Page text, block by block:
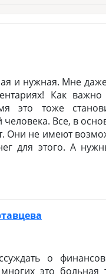
и нужная. Мне
Как важно
это тоже
Все, в
Они не имеют
для этого. А
о
это больная